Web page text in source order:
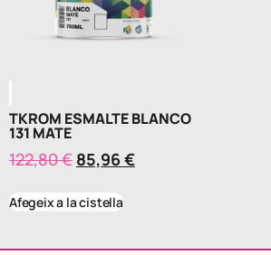
TKROM ESMALTE BLANCO
131 MATE
122,80€ 85,96€
Afegeix a la cistella